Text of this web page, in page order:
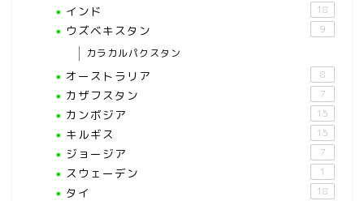
インド 18
ウズベキスタン 9
カラカルパクスタン
オーストラリア 8
カザフスタン 7
カンボジア 15
キルギス 15
ジョージア 7
スウェーデン 1
タイ 18